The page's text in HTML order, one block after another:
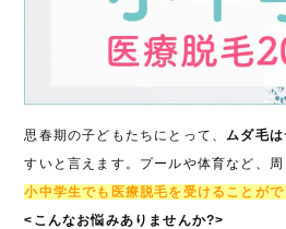
思春期の子どもたちにとって、 ムダ毛
すいと言えます。プールや体育など、
小中学生でも医療脱毛を受けることがで
<こんなお悩みありませんか?>